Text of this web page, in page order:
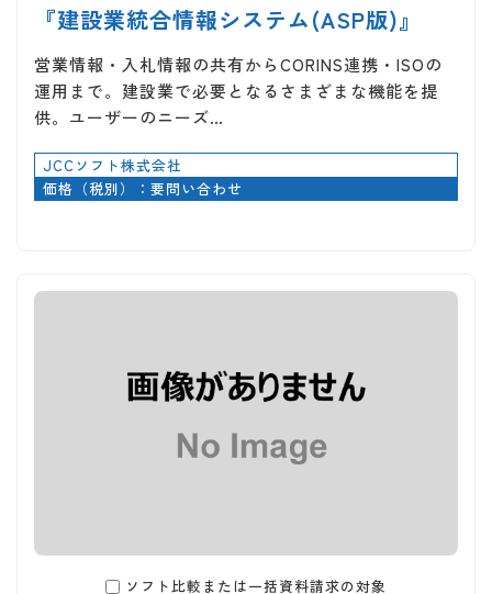
『建設業統合情報システム(ASP版)』
営業情報・入札情報の共有からCORINS連携・ISOの
運用まで。建設業で必要となるさまざまな機能を提
供。ユーザーのニーズ…
JCCソフト株式会社
価格（税別）：要問い合わせ
ソフト比較または一括資料請求の対象